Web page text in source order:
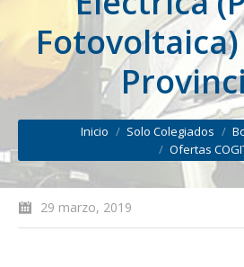
Fotovoltaica)
You are here:
Inicio Solo Colegiados
Ofertas
29 marzo, 2019